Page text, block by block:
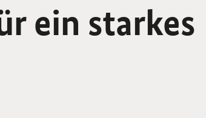
ein starkes